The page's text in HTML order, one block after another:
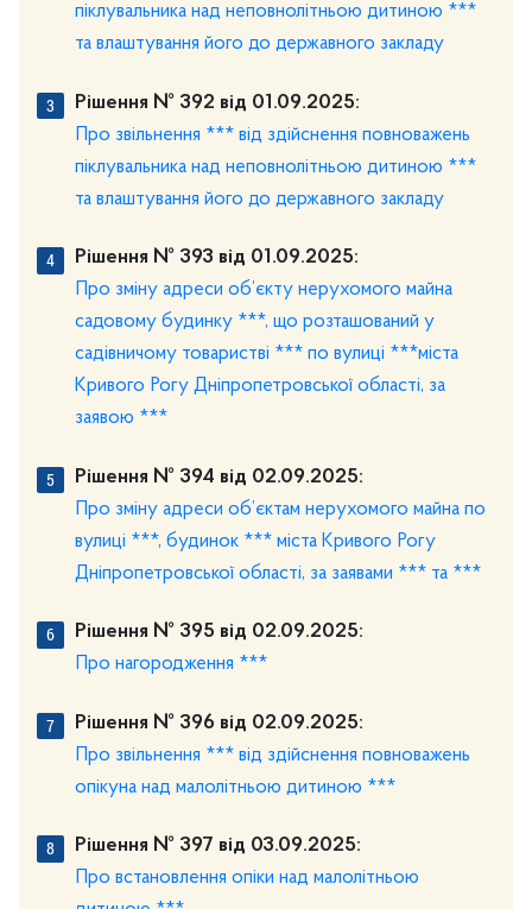
піклувальника над неповнолітньою дитиною ***
та влаштування його до державного закладу
Рішення № 392 від 01.09.2025:
Про звільнення *** від здійснення повноважень
піклувальника над неповнолітньою дитиною ***
та влаштування його до державного закладу
Рішення № 393 від 01.09.2025:
Про зміну адреси об’єкту нерухомого майна
садовому будинку ***, що розташований у
садівничому товаристві *** по вулиці ***міста
Кривого Рогу Дніпропетровської області, за
заявою ***
Рішення № 394 від 02.09.2025:
Про зміну адреси об’єктам нерухомого майна по
вулиці ***, будинок *** міста Кривого Рогу
Дніпропетровської області, за заявами *** та ***
Рішення № 395 від 02.09.2025:
Про нагородження ***
Рішення № 396 від 02.09.2025:
Про звільнення *** від здійснення повноважень
опікуна над малолітньою дитиною ***
Рішення № 397 від 03.09.2025:
Про встановлення опіки над малолітньою